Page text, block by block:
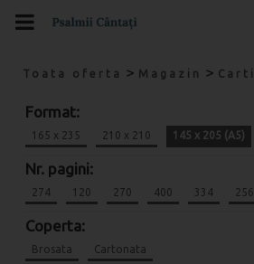
Toata oferta > Magazin > Carti
Format:
165 x 235 210 x 210 145 x 205 (A5)
Nr. pagini:
274 120 270 400 334 256
Coperta:
Brosata Cartonata